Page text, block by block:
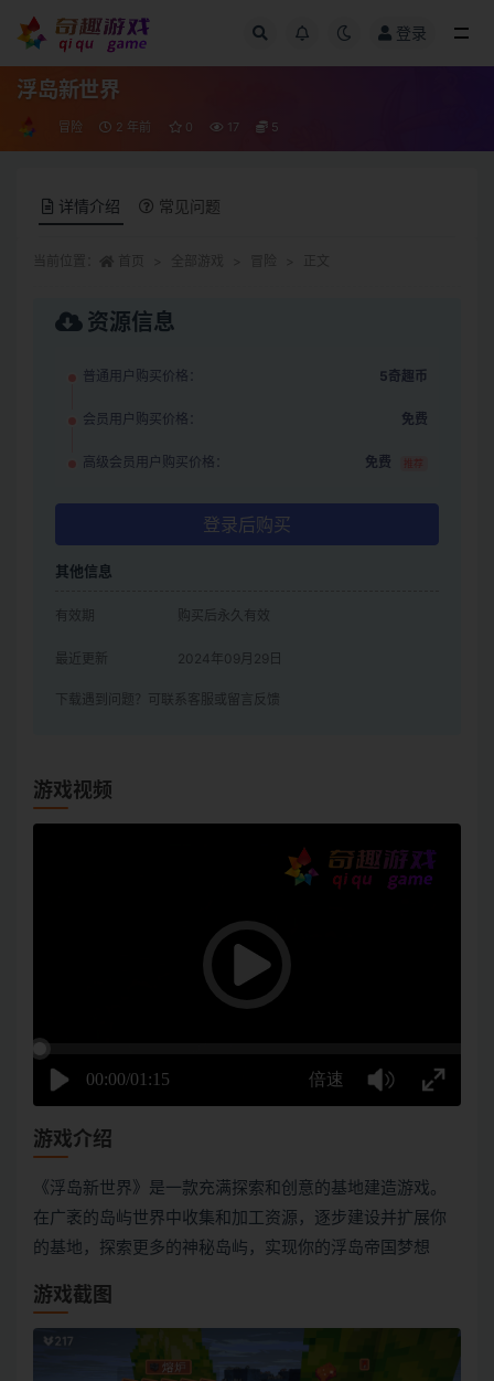
登录
浮岛新世界
冒险 2 年前 0 17 5
详情介绍 常见问题
资源信息
普通用户购买价格： 5奇趣币
会员用户购买价格： 免费
高级会员用户购买价格： 免费 推荐
登录后购买
其他信息
有效期 购买后永久有效
最近更新 2024年09月29日
下载遇到问题？可联系客服或留言反馈
游戏视频
游戏介绍
《浮岛新世界》是一款充满探索和创意的基地建造游戏。
在广袤的岛屿世界中收集和加工资源，逐步建设并扩展你
的基地，探索更多的神秘岛屿，实现你的浮岛帝国梦想
游戏截图